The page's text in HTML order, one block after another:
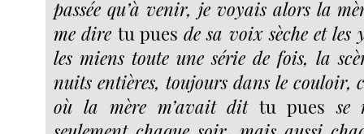
passée qu’à venir, je voyais alors la
me dire tu pues de sa voix sèche et les
les miens toute une série de fois, la
nuits entières, toujours dans le couloir,
où la mère m’avait dittu pues se